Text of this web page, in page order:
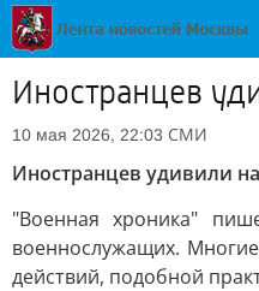
Иностранцев
10 мая 2026, 22:03 СМИ
Иностранцев удивили
"Военная хроника"
военнослужащих.
действий, подобной